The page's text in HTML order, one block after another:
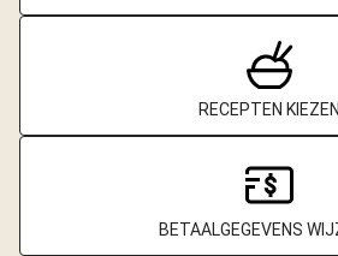
RECEPTEN KIEZEN
BETAALGEGEVENS